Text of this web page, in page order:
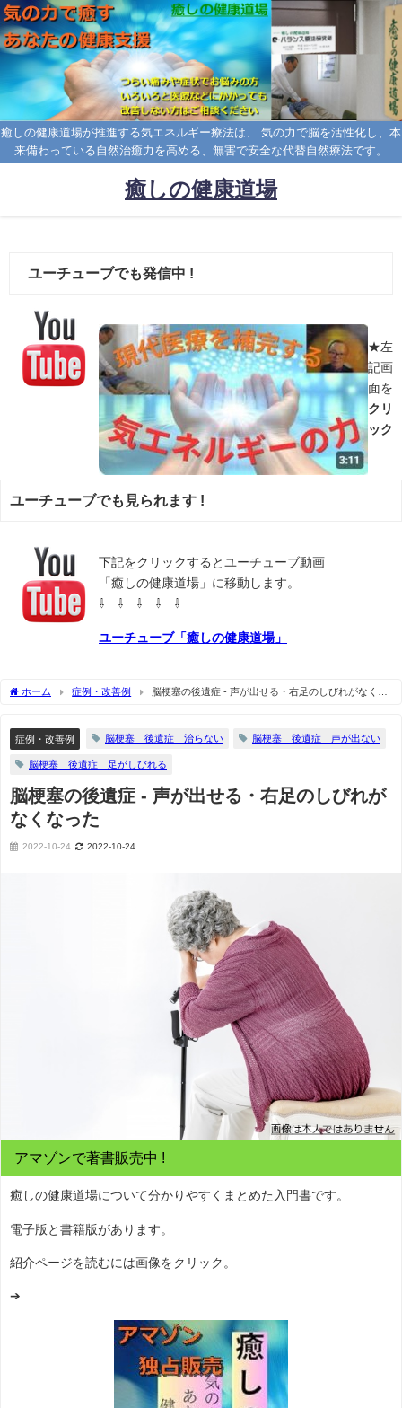
癒しの健康道場が推進する気エネルギー療法は、 気の力で脳を活性化し、本
来備わっている自然治癒力を高める、無害で安全な代替自然療法です。
癒しの健康道場
ユーチューブでも発信中 !
★左
記画
面を
クリ
ック
ユーチューブでも見られます !
下記をクリックするとユーチューブ動画
「癒しの健康道場」に移動します。
⇩ ⇩ ⇩ ⇩ ⇩
ユーチューブ「癒しの健康道場」
ホーム 症例・改善例
脳梗塞の後遺症 - 声が出せる・右足のしびれがなくな
症例・改善例 脳梗塞 後遺症 治らない 脳梗塞 後遺症 声が出ない
脳梗塞 後遺症 足がしびれる
脳梗塞の後遺症 - 声が出せる・右足のしびれが
なくなった
2022-10-24 2022-10-24
アマゾンで著書販売中 !
癒しの健康道場について分かりやすくまとめた入門書です。
電子版と書籍版があります。
紹介ページを読むには画像をクリック。
➔